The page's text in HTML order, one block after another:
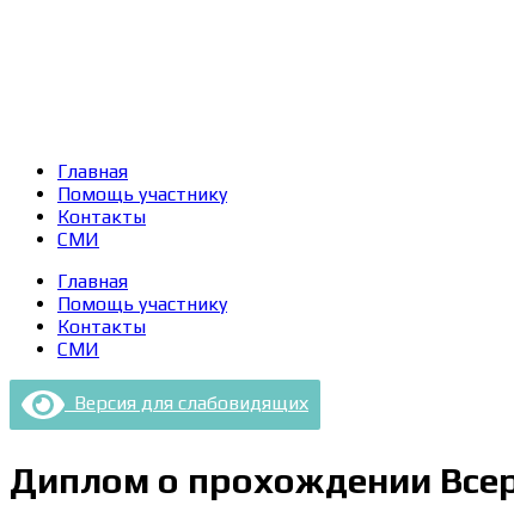
Главная
Помощь участнику
Контакты
СМИ
Главная
Помощь участнику
Контакты
СМИ
Версия для слабовидящих
Диплом о прохождении